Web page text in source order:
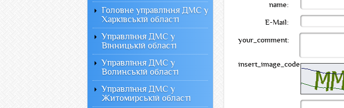
name:
E-Mail:
your_comment:
insert_image_code:
Головне управління ДМС у
Харківській області
Управління ДМС у
Вінницькій області
Управління ДМС у
Волинській області
Управління ДМС у
Житомирській області